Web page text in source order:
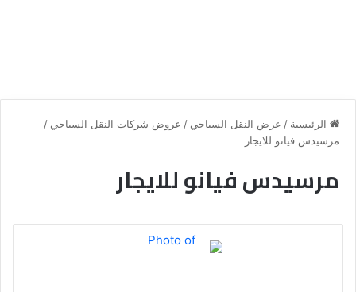
الرئيسية / عرض النقل السياحي / عروض شركات النقل السياحي /
مرسيدس فيانو للايجار
مرسيدس فيانو للايجار